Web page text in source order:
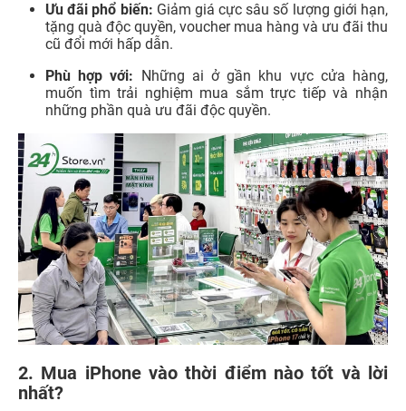
Ưu đãi phổ biến: Giảm giá cực sâu số lượng giới hạn,
tặng quà độc quyền, voucher mua hàng và ưu đãi thu
cũ đổi mới hấp dẫn.
Phù hợp với:
Những ai ở gần khu vực cửa hàng,
muốn tìm trải nghiệm mua sắm trực tiếp và nhận
những phần quà ưu đãi độc quyền.
2. Mua iPhone vào thời điểm nào tốt và lời
nhất?